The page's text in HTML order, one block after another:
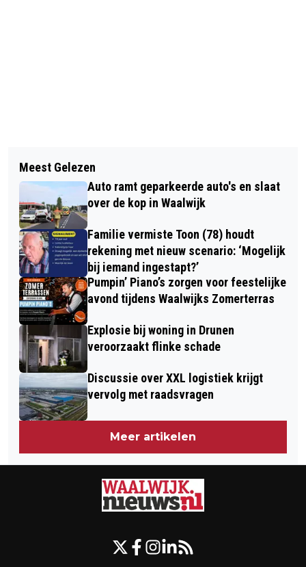
SHC ONDERZOEKT BEKENDHEID
ONDER HUURDERS VAN CASADE MET
GROTE ENQUÊTE
POLITIE ZOEKT BESTUURDER
BAKWAGEN NA ONGEVAL MET
MOTORRIJDER BIJ WAALWIJK
Meest Gelezen
Auto ramt geparkeerde auto's en slaat
over de kop in Waalwijk
Familie vermiste Toon (78) houdt
rekening met nieuw scenario: ‘Mogelijk
bij iemand ingestapt?’
Pumpin’ Piano’s zorgen voor feestelijke
avond tijdens Waalwijks Zomerterras
Explosie bij woning in Drunen
veroorzaakt flinke schade
Discussie over XXL logistiek krijgt
vervolg met raadsvragen
Meer artikelen